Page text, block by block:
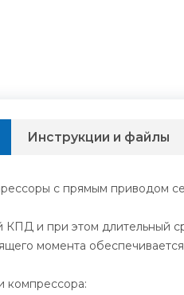
с прямым приводом
и при этом длительный
момента
компрессора:
Инструкции и файлы